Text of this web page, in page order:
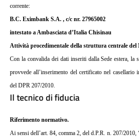
corrente:
B.C. Eximbank S.A. , c/c nr. 27965002
intestato a Ambasciata d’Italia Chisinau
Attività procedimentale della struttura centrale del
Con la convalida dei dati inseriti dalla Sede estera, la
provvede all’inserimento del certificato nel
del DPR 207/2010.
Il tecnico di fiducia
Riferimento normativo.
Ai sensi dell’art. 84, comma 2, del d.P.R. n. 207/2010,